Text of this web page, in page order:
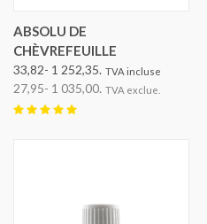
ABSOLU DE
CHÈVREFEUILLE
33,82- 1 252,35. TVA incluse
27,95- 1 035,00. TVA exclue.